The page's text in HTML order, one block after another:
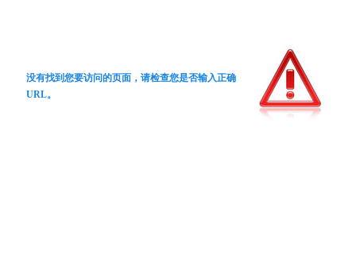
没有找到您要访问的页面，请检查您是否输入正确
URL。